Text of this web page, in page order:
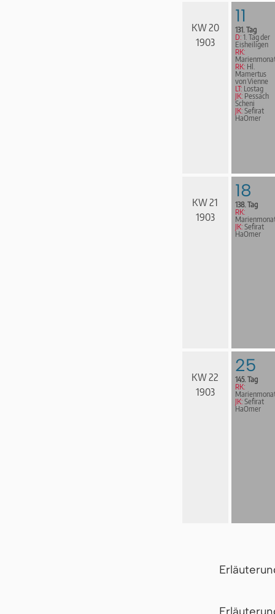
KW 20
1903
11
131. Tag
D: 1. Tag der
Eisheiligen
RK:
RK: Hl.
Mamertus
von Vienne
LT: Lostag
JK: Pessach
Scheni
JK: Sefirat
HaOmer
KW 21
1903
18
138. Tag
RK:
JK: Sefirat
HaOmer
KW 22
1903
25
145. Tag
RK:
JK: Sefirat
HaOmer